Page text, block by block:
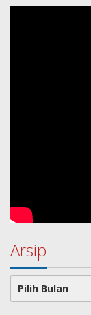
Arsip
Arsip